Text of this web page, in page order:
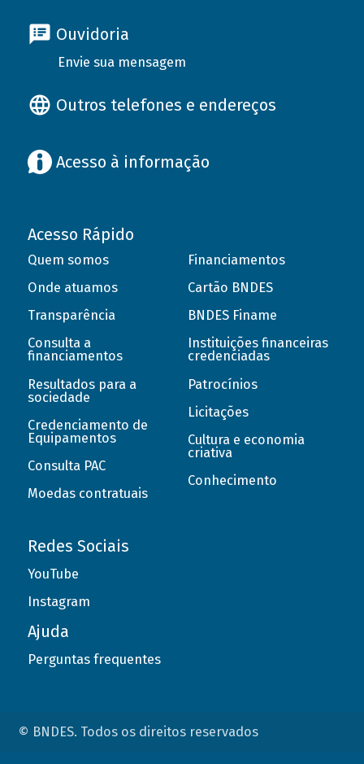
Ouvidoria
Envie sua mensagem
Outros telefones e endereços
Acesso à informação
Acesso Rápido
Quem somos
Onde atuamos
Transparência
Consulta a
financiamentos
Resultados para a
sociedade
Credenciamento de
Equipamentos
Consulta PAC
Moedas contratuais
Financiamentos
Cartão BNDES
BNDES Finame
Instituições financeiras
credenciadas
Patrocínios
Licitações
Cultura e economia
criativa
Conhecimento
Redes Sociais
YouTube
Instagram
Ajuda
Perguntas frequentes
© BNDES. Todos os direitos reservados